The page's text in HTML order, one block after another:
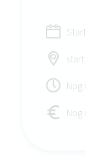
start
Nog
Nog